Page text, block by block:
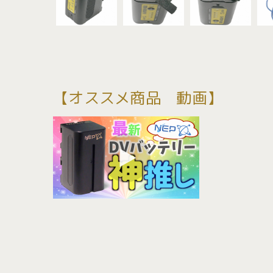
【オススメ商品 動画】